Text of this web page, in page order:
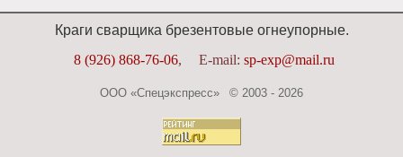
Краги сварщика брезентовые огнеупорные.
8 (926) 868-76-06, E-mail: sp-exp@mail.ru
ООО «Спецэкспресс» © 2003 - 2026